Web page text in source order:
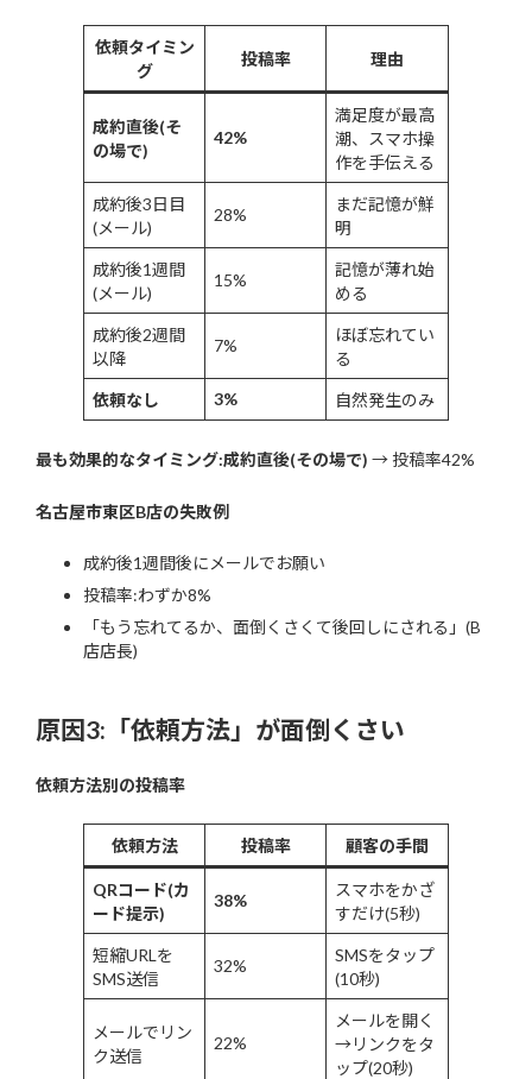
依頼タイミン
グ
投稿率 理由
成約直後(そ
の場で)
42%
満足度が最高
潮、スマホ操
作を手伝える
成約後3日目
(メール)
28%
まだ記憶が鮮
明
成約後1週間
(メール)
15%
記憶が薄れ始
める
成約後2週間
以降
7%
ほぼ忘れてい
る
依頼なし 3% 自然発生のみ
最も効果的なタイミング:成約直後(その場で) → 投稿率42%
名古屋市東区B店の失敗例
成約後1週間後にメールでお願い
投稿率:わずか8%
「もう忘れてるか、面倒くさくて後回しにされる」(B
店店長)
原因3:「依頼方法」が面倒くさい
依頼方法別の投稿率
依頼方法 投稿率 顧客の手間
QRコード(カ
ード提示)
38%
スマホをかざ
すだけ(5秒)
短縮URLを
SMS送信
32%
SMSをタップ
(10秒)
メールでリン
ク送信
22%
メールを開く
→リンクをタ
ップ(20秒)